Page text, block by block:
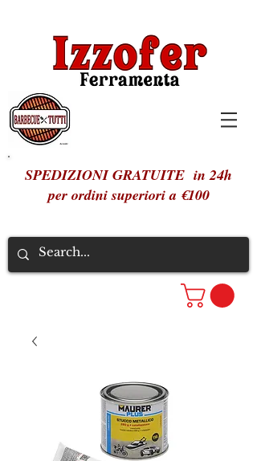
SPEDIZIONI GRATUITE in 24h
per ordini superiori a €100